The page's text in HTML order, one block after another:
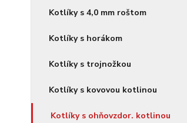
Kotlíky s 4,0 mm roštom
Kotlíky s horákom
Kotlíky s trojnožkou
Kotlíky s kovovou kotlinou
Kotlíky s ohňovzdor. kotlinou